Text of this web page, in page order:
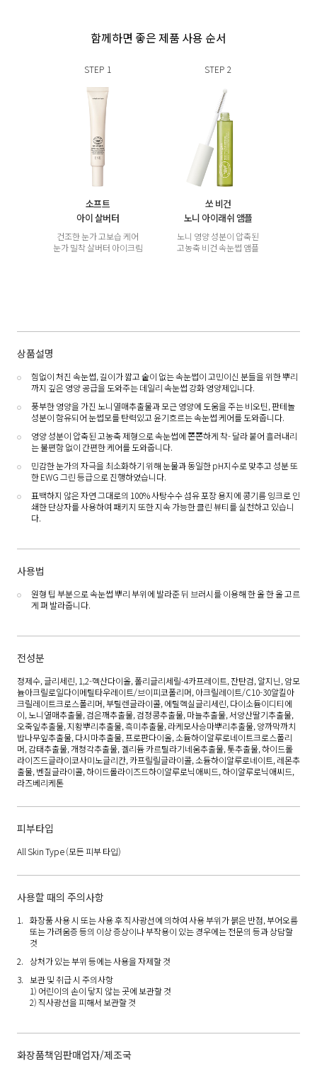
함께하면 좋은 제품 사용 순서
STEP 1
소프트
아이 살버터
건조한 눈가 고보습 케어
눈가 밀착 살버터 아이크림
STEP 2
쏘 비건
노니 아이래쉬 앰플
노니 영양 성분이 압축된
고농축 비건 속눈썹 앰플
상품설명
힘없이 처진 속눈썹, 길이가 짧고 숱이 없는 속눈썹이 고민이신 분들을 위한 뿌리
까지 깊은 영양 공급을 도와주는 데일리 속눈썹 강화 영양제입니다.
풍부한 영양을 가진 노니열매추출물과 모근 영양에 도움을 주는 비오틴, 판테놀
성분이 함유되어 눈썹모를 탄력있고 윤기흐르는 속눈썹 케어를 도와줍니다.
영양 성분이 압축된 고농축 제형으로 속눈썹에 쫀쫀하게 착- 달라 붙어 흘러내리
는 불편함 없이 간편한 케어를 도와줍니다.
민감한 눈가의 자극을 최소화하기 위해 눈물과 동일한 pH지수로 맞추고 성분 또
한 EWG 그린 등급으로 진행하였습니다.
표백하지 않은 자연 그대로의 100% 사탕수수 섬유 포장 용지에 콩기름 잉크로 인
쇄한 단상자를 사용하여 패키지 또한 지속 가능한 클린 뷰티를 실천하고 있습니
다.
사용법
원형 팁 부분으로 속눈썹 뿌리 부위에 발라준 뒤 브러시를 이용해 한 올 한 올 고르
게 펴 발라줍니다.
전성분
정제수, 글리세린, 1,2-헥산다이올, 폴리글리세릴-4카프레이트, 잔탄검, 알지닌, 암모
늄아크릴로일다이메틸타우레이트/브이피코폴리머, 아크릴레이트/C10-30알킬아
크릴레이트크로스폴리머, 부틸렌글라이콜, 에틸헥실글리세린, 다이소듐이디티에
이, 노니열매추출물, 검은깨추출물, 검정콩추출물, 마늘추출물, 서양산딸기추출물,
오죽잎추출물, 지황뿌리추출물, 흑미추출물, 라케모사승마뿌리추출물, 양까막까치
밥나무잎추출물, 다시마추출물, 프로판다이올, 소듐하이알루로네이트크로스폴리
머, 감태추출물, 개청각추출물, 겔리듐 카르틸라기네움추출물, 톳추출물, 하이드롤
라이즈드글라이코사미노글리칸, 카프릴릴글라이콜, 소듐하이알루로네이트, 레몬추
출물, 벤질글라이콜, 하이드롤라이즈드하이알루로닉애씨드, 하이알루로닉애씨드,
라즈베리케톤
피부타입
All Skin Type(모든 피부 타입)
사용할 때의 주의사항
화장품 사용 시 또는 사용 후 직사광선에 의하여 사용 부위가 붉은 반점, 부어오름
또는 가려움증 등의 이상 증상이나 부작용이 있는 경우에는 전문의 등과 상담할
것
상처가 있는 부위 등에는 사용을 자제할 것
보관 및 취급 시 주의사항
1) 어린이의 손이 닿지 않는 곳에 보관할 것
2) 직사광선을 피해서 보관할 것
화장품책임판매업자/제조국